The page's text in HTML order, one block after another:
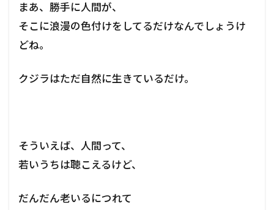
まあ、勝手に人間が、
そこに浪漫の色付けをしてるだけなんでしょうけ
どね。
クジラはただ自然に生きているだけ。
そういえば、人間って、
若いうちは聴こえるけど、
だんだん老いるにつれて